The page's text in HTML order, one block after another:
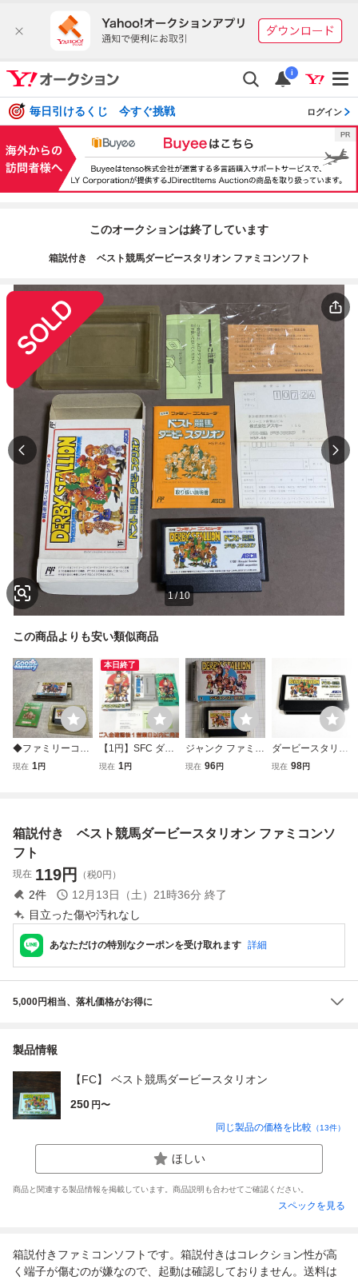
i
毎日引けるくじ 今すぐ挑戦 ログイン
このオークションは終了しています
箱説付き ベスト競馬ダービースタリオン ファミコンソフト
1/10
この商品よりも安い類似商品
◆ファミリーコン
ピューター/ファミ
現在 1円
本日終了
【1円】SFC ダー
ビースタリオン3
M03-104ek/F3
現在 1円
ジャンク ファミコ
ン ダービースタリ
現在 96円
ダービースタリオ
ン【動作確認済】
現在 98円
箱説付き ベスト競馬ダービースタリオン ファミコンソ
フト
現在 119円 （税0円）
2件 12月13日（土）21時36分 終了
目立った傷や汚れなし
あなただけの特別なクーポンを受け取れます 詳細
5,000円相当、落札価格がお得に
製品情報
【FC】 ベスト競馬ダービースタリオン
250 円〜
同じ製品の価格を比較 （13件）
ほしい
商品と関連する製品情報を掲載しています。商品説明も合わせてご確認ください。
スペックを見る
箱説付きファミコンソフトです。箱説付きはコレクション性が高
く端子が傷むのが嫌なので、起動は確認しておりません。送料は